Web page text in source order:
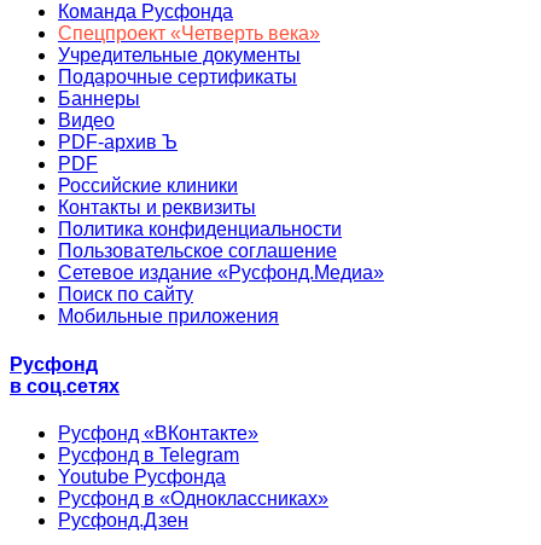
Команда Русфонда
Спецпроект «Четверть века»
Учредительные документы
Подарочные сертификаты
Баннеры
Видео
PDF-архив Ъ
PDF
Российские клиники
Контакты и реквизиты
Политика конфиденциальности
Пользовательское соглашение
Сетевое издание «Русфонд.Медиа»
Поиск по сайту
Мобильные приложения
Русфонд
в соц.сетях
Русфонд «ВКонтакте»
Русфонд в Telegram
Youtube Русфонда
Русфонд в «Одноклассниках»
Русфонд.Дзен